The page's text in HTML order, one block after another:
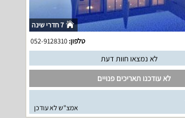
7 חדרי שינה
טלפון:052-9128310
לא נמצאו חוות דעת
לא עודכנו תאריכים פנויים
אמצ"ש לא עודכן